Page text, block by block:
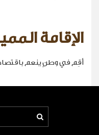
الإقامة
أقِم في وطنٍ ينعم